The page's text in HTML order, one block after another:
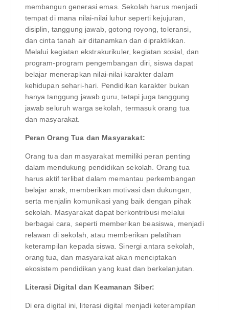
membangun generasi emas. Sekolah harus menjadi
tempat di mana nilai-nilai luhur seperti kejujuran,
disiplin, tanggung jawab, gotong royong, toleransi,
dan cinta tanah air ditanamkan dan dipraktikkan.
Melalui kegiatan ekstrakurikuler, kegiatan sosial, dan
program-program pengembangan diri, siswa dapat
belajar menerapkan nilai-nilai karakter dalam
kehidupan sehari-hari. Pendidikan karakter bukan
hanya tanggung jawab guru, tetapi juga tanggung
jawab seluruh warga sekolah, termasuk orang tua
dan masyarakat.
Peran Orang Tua dan Masyarakat:
Orang tua dan masyarakat memiliki peran penting
dalam mendukung pendidikan sekolah. Orang tua
harus aktif terlibat dalam memantau perkembangan
belajar anak, memberikan motivasi dan dukungan,
serta menjalin komunikasi yang baik dengan pihak
sekolah. Masyarakat dapat berkontribusi melalui
berbagai cara, seperti memberikan beasiswa, menjadi
relawan di sekolah, atau memberikan pelatihan
keterampilan kepada siswa. Sinergi antara sekolah,
orang tua, dan masyarakat akan menciptakan
ekosistem pendidikan yang kuat dan berkelanjutan.
Literasi Digital dan Keamanan Siber:
Di era digital ini, literasi digital menjadi keterampilan